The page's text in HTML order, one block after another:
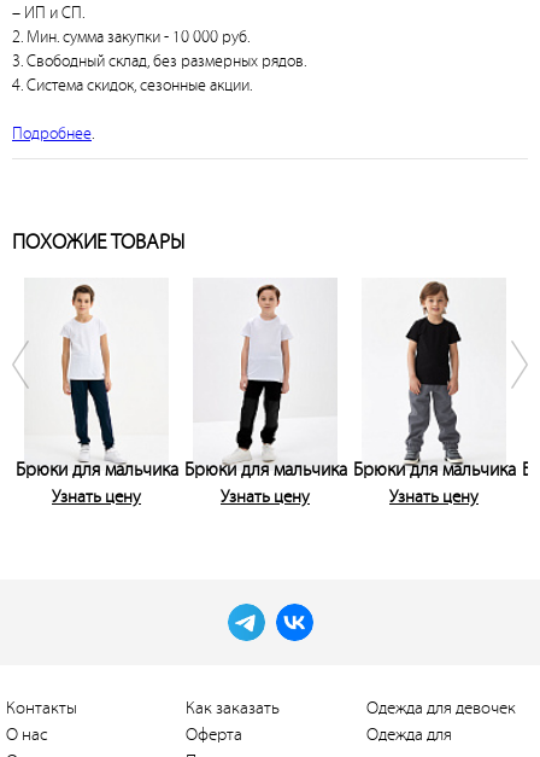
– ИП и СП.
2. Мин. сумма закупки - 10 000 руб.
3. Свободный склад, без размерных рядов.
4. Система скидок, сезонные акции.
Подробнее.
ПОХОЖИЕ ТОВАРЫ
Брюки для мальчика
Узнать цену
Брюки для мальчика
Узнать цену
Брюки для мальчика
Узнать цену
Контакты
О нас
Как заказать
Оферта
Одежда для девочек
Одежда для